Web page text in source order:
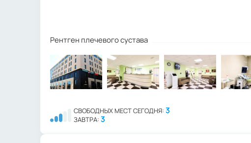
Рентген плечевого сустава
СВОБОДНЫХ МЕСТ СЕГОДНЯ: 3
ЗАВТРА: 3